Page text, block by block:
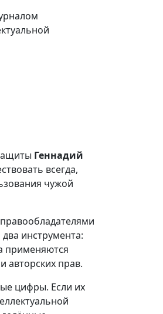
Геннадий
всегда,
чужой
инструмента:
применяются
авторских прав.
цифры. Если их